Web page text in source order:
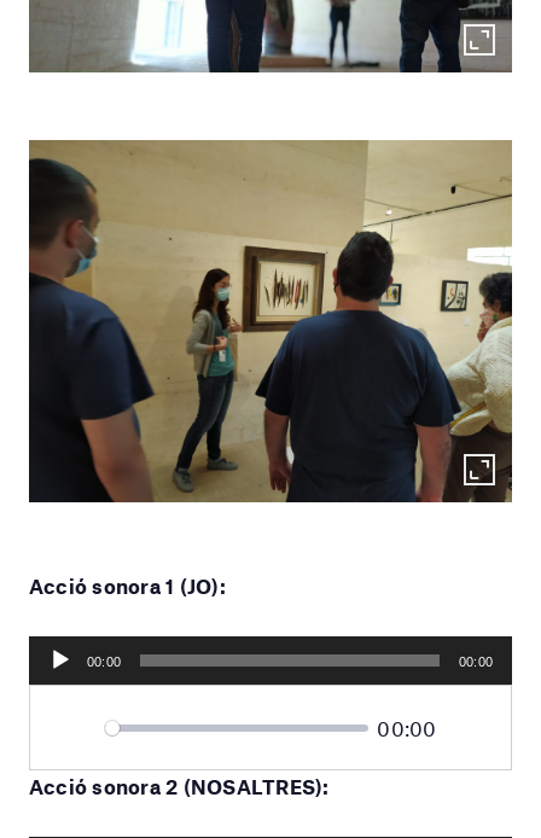
Acció sonora 1 (JO):
Reproductor
d'àudio
00:00 00:00
Seek
Current
00:00
Mute
Acció sonora 2 (NOSALTRES):